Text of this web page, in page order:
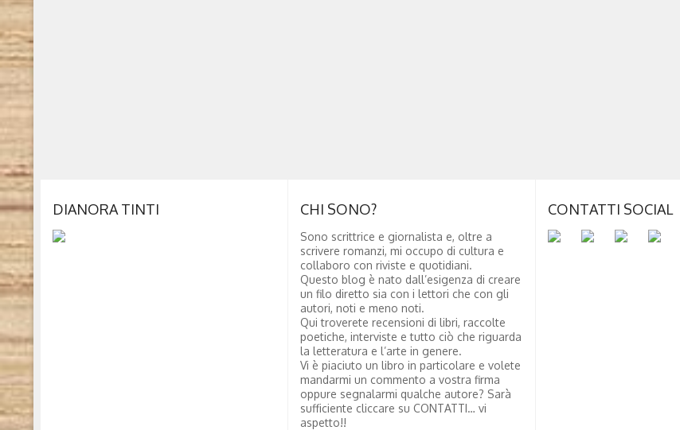
DIANORA TINTI CHI SONO?
Sono scrittrice e giornalista e, oltre a
scrivere romanzi, mi occupo di cultura e
collaboro con riviste e quotidiani.
Questo blog è nato dall’esigenza di creare
un filo diretto sia con i lettori che con gli
autori, noti e meno noti.
Qui troverete recensioni di libri, raccolte
poetiche, interviste e tutto ciò che riguarda
la letteratura e l’arte in genere.
Vi è piaciuto un libro in particolare e volete
mandarmi un commento a vostra firma
oppure segnalarmi qualche autore? Sarà
sufficiente cliccare su CONTATTI… vi
aspetto!!
CONTATTI SOCIAL